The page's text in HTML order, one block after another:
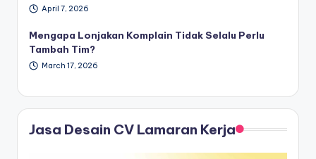
April 7, 2026
Mengapa Lonjakan Komplain Tidak Selalu Perlu
Tambah Tim?
March 17, 2026
Jasa Desain CV Lamaran Kerja